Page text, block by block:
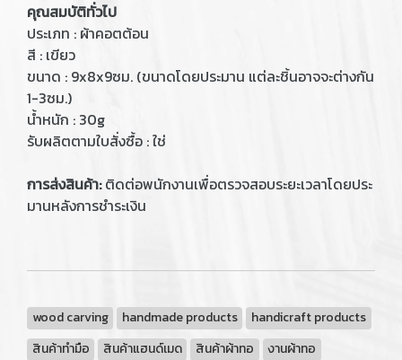
คุณสมบัติทั่วไป
ประเภท : ผ้าคอตต้อน
สี : เขียว
ขนาด : 9x8x9ซม. (ขนาดโดยประมาน แต่ละชิ้นอาจจะต่างกัน
1-3ซม.)
น้ำหนัก : 30g
รับผลิตตามใบสั่งซื้อ : ใช่
การส่งสินค้า:ติดต่อพนักงานเพื่อตรวจสอบระยะเวลาโดยประ
มานหลังการชำระเงิน
wood carving handmade products
handicraft products
สินค้าทำมือ
สินค้าแฮนด์เมด สินค้าผ้าทอ
งานผ้าทอ